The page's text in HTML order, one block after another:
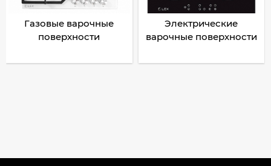
Газовые варочные
поверхности
Электрические
варочные поверхности